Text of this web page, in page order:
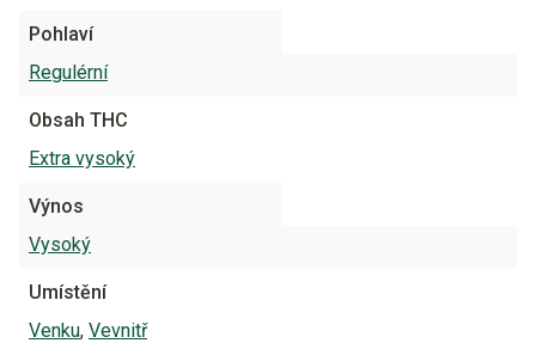
Pohlaví
Regulérní
Obsah THC
Extra vysoký
Výnos
Vysoký
Umístění
Venku, Vevnitř